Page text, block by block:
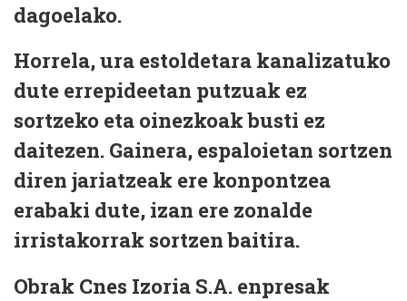
dagoelako.
Horrela, ura estoldetara kanalizatuko
dute errepideetan putzuak ez
sortzeko eta oinezkoak busti ez
daitezen. Gainera, espaloietan sortzen
diren jariatzeak ere konpontzea
erabaki dute, izan ere zonalde
irristakorrak sortzen baitira.
Obrak Cnes Izoria S.A. enpresak